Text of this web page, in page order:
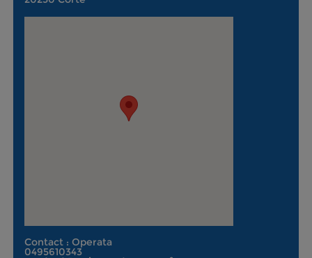
Contact : Operata
0495610343